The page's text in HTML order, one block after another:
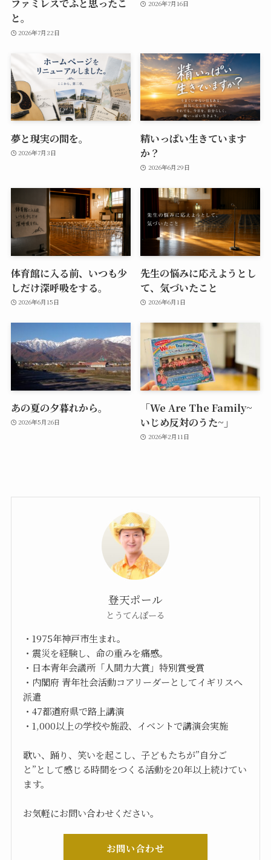
ファミレスでふと思ったこ
と。
2026年7月22日
2026年7月16日
夢と現実の間を。
2026年7月3日
精いっぱい生きています
か？
2026年6月29日
体育館に入る前、いつも少
しだけ深呼吸をする。
2026年6月15日
先生の悩みに応えようとし
て、気づいたこと
2026年6月1日
あの夏の夕暮れから。
2026年5月26日
「We Are The Family~
いじめ反対のうた~」
2026年2月11日
登天ポール
とうてんぽーる
・1975年神戸市生まれ。
・震災を経験し、命の重みを痛感。
・日本青年会議所「人間力大賞」特別賞受賞
・内閣府 青年社会活動コアリーダーとしてイギリスへ
派遣
・47都道府県で路上講演
・1,000以上の学校や施設、イベントで講演会実施
歌い、踊り、笑いを起こし、子どもたちが”自分ご
と”として感じる時間をつくる活動を20年以上続けてい
ます。
お気軽にお問い合わせください。
お問い合わせ